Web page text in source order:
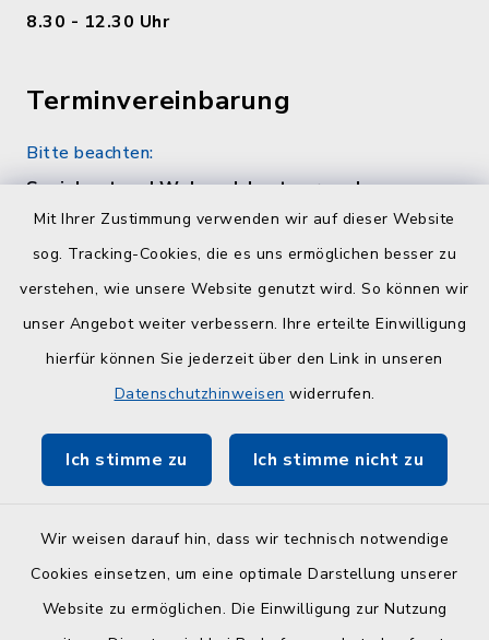
Mit Ihrer Zustimmung verwenden wir auf dieser Website
sog. Tracking-Cookies, die es uns ermöglichen besser zu
verstehen, wie unsere Website genutzt wird. So können wir
unser Angebot weiter verbessern. Ihre erteilte Einwilligung
hierfür können Sie jederzeit über den Link in unseren
Datenschutzhinweisen widerrufen.
Ich stimme zu Ich stimme nicht zu
Wir weisen darauf hin, dass wir technisch notwendige
Cookies einsetzen, um eine optimale Darstellung unserer
Website zu ermöglichen. Die Einwilligung zur Nutzung
8.30 - 12.30 Uhr
Terminvereinbarung
Bitte beachten:
Sozialamt und Wohngeldamt nur nach
telefonischer Vereinbarung unter 04384 5979-
Quicklinks
Kreisverwaltung Plön
ZuFiSH